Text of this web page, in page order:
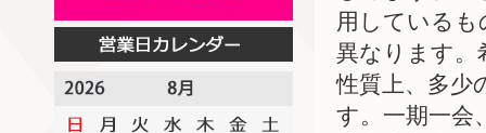
用しているも
異なります。
性質上、多少
す。一期一会